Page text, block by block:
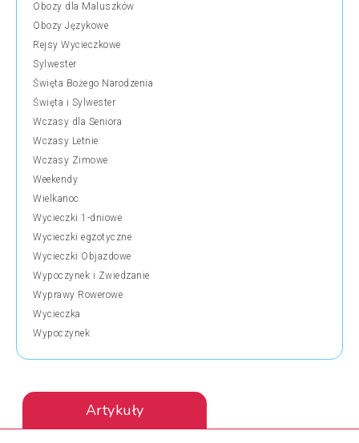
Obozy dla Maluszków
Obozy Językowe
Rejsy Wycieczkowe
Sylwester
Święta Bożego Narodzenia
Święta i Sylwester
Wczasy dla Seniora
Wczasy Letnie
Wczasy Zimowe
Weekendy
Wielkanoc
Wycieczki 1-dniowe
Wycieczki egzotyczne
Wycieczki Objazdowe
Wypoczynek i Zwiedzanie
Wyprawy Rowerowe
Wycieczka
Wypoczynek
Artykuły